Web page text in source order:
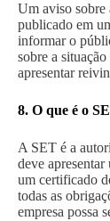
Um aviso sobre
publicado em
informar o
sobre a
apresentar
8. O que é o
A SET é a
deve
um certificado
todas as
empresa possa